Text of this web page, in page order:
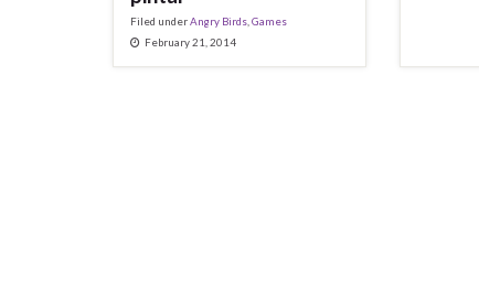
Filed underAngry Birds Games
February 21, 2014